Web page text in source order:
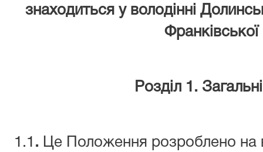
знаходиться у володінні
Франківської
Розділ 1.
1.1 . Це Положення розроблено на